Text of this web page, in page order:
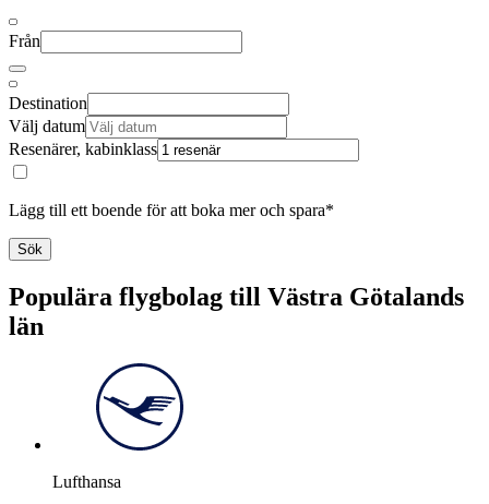
Från
Destination
Välj datum
Resenärer, kabinklass
Lägg till ett boende för att boka mer och spara*
Sök
Populära flygbolag till Västra Götalands
län
Lufthansa